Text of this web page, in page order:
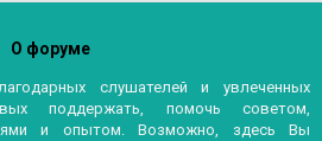
О форуме
слушателей и увлеченных
поддержать, помочь советом,
и опытом. Возможно, здесь Вы